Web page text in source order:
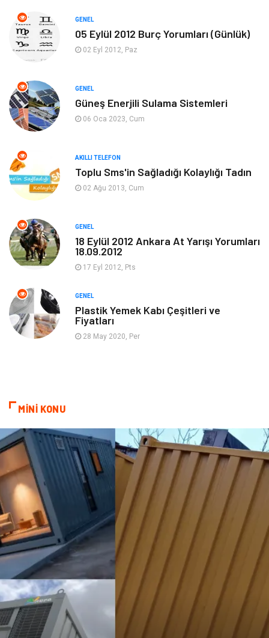
Soru-Cevap
Ekonomi
Elektrik Elektronik
Tanıtıcı Reklam Alışveriş
Dekorasyon Tatil
Makine
Güzellik & Bakım
Organizasyon
Hizmet
Aksesuar
GENEL
05 Eylül 2012 Burç Yorumları (Günlük)
02 Eyl 2012, Paz
GENEL
Güneş Enerjili Sulama Sistemleri
06 Oca 2023, Cum
AKILLI TELEFON
Toplu Sms'in Sağladığı Kolaylığı Tadın
02 Ağu 2013, Cum
GENEL
18 Eylül 2012 Ankara At Yarışı Yorumları
18.09.2012
17 Eyl 2012, Pts
GENEL
Plastik Yemek Kabı Çeşitleri ve
Fiyatları
28 May 2020, Per
MİNİ KONU